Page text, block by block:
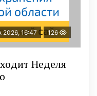
2026, 16:47 126
Неделя